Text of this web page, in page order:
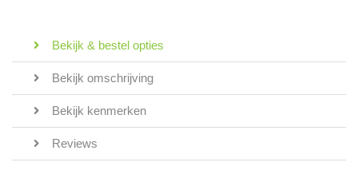
Bekijk & bestel opties
Bekijk omschrijving
Bekijk kenmerken
Reviews